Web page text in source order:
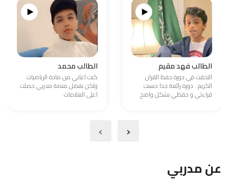
الطالب فهد مقيم
التحقت في دورة حفظ القران
الكريم . دورة رائعة جدا حسنت
قراءتي و حفظي بشكل واضح
الطالب محمد
كنت اعاني من مادة الرياضيات
ولكن بفضل منصة مدربي حصلت
اعلى العلامات
‹
›
عن مدربي